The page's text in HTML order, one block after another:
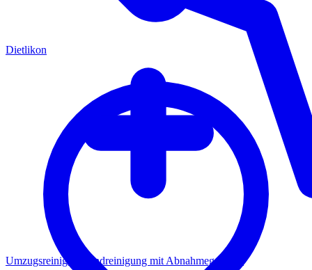
Umzugsreinigung Endreinigung mit Abnahmegarantie
Dietlikon